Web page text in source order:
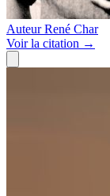
Auteur René Char
Voirla citation →